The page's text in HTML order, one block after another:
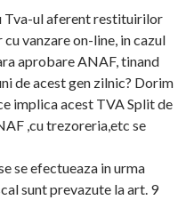
Tva-ul aferent restituirilor
vanzare on-line, in cazul
aprobare ANAF, tinand
de acest gen zilnic? Dorim
implica acest TVA Split de
,cu trezoreria,etc se
se efectueaza in urma
sunt prevazute la art. 9